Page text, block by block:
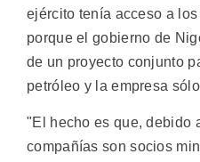
ejército tenía acceso a
porque el gobierno de
de un proyecto conjunto
petróleo y la empresa
"El hecho es que, debido
compañías son socios